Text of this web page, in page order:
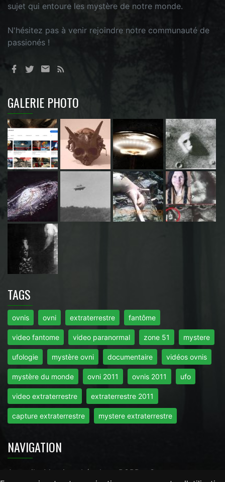
sujet qui entoure les mystère de notre monde.
N'hésitez pas à venir rejoindre notre communauté de
passionés !
GALERIE PHOTO
TAGS
ovnis ovni extraterrestre fantôme
video fantome video paranormal zone 51 mystere
ufologie mystère ovni documentaire vidéos ovnis
mystère du monde ovni 2011 ovnis 2011 ufo
video extraterrestre extraterrestre 2011
capture extraterrestre mystere extraterrestre
NAVIGATION
Accueil Mentions Légales RGPD Contact